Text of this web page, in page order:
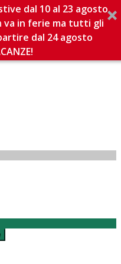
dal 10 al 23 agosto
va in ferie ma tutti gli
dal 24 agosto